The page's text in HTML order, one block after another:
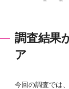
調査結果
ア
今回の調査では